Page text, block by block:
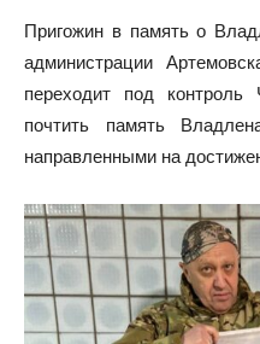
Пригожин в память о
администрации
переходит под
почтить память
направленными на